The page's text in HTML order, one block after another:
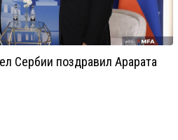
Сербии поздравил Арарата